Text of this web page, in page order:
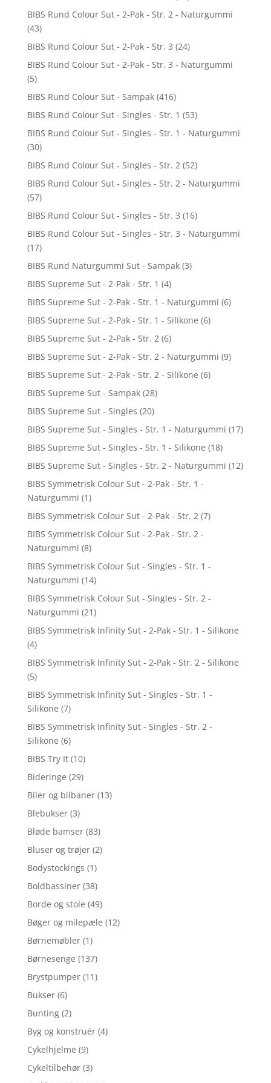
BIBS Rund Colour Sut - 2-Pak - Str. 2 - Naturgummi
(43)
BIBS Rund Colour Sut - 2-Pak - Str. 3 (24)
BIBS Rund Colour Sut - 2-Pak - Str. 3 - Naturgummi
(5)
BIBS Rund Colour Sut - Sampak (416)
BIBS Rund Colour Sut - Singles - Str. 1 (53)
BIBS Rund Colour Sut - Singles - Str. 1 - Naturgummi
(30)
BIBS Rund Colour Sut - Singles - Str. 2 (52)
BIBS Rund Colour Sut - Singles - Str. 2 - Naturgummi
(57)
BIBS Rund Colour Sut - Singles - Str. 3 (16)
BIBS Rund Colour Sut - Singles - Str. 3 - Naturgummi
(17)
BIBS Rund Naturgummi Sut - Sampak (3)
BIBS Supreme Sut - 2-Pak - Str. 1 (4)
BIBS Supreme Sut - 2-Pak - Str. 1 - Naturgummi (6)
BIBS Supreme Sut - 2-Pak - Str. 1 - Silikone (6)
BIBS Supreme Sut - 2-Pak - Str. 2 (6)
BIBS Supreme Sut - 2-Pak - Str. 2 - Naturgummi (9)
BIBS Supreme Sut - 2-Pak - Str. 2 - Silikone (6)
BIBS Supreme Sut - Sampak (28)
BIBS Supreme Sut - Singles (20)
BIBS Supreme Sut - Singles - Str. 1 - Naturgummi (17)
BIBS Supreme Sut - Singles - Str. 1 - Silikone (18)
BIBS Supreme Sut - Singles - Str. 2 - Naturgummi (12)
BIBS Symmetrisk Colour Sut - 2-Pak - Str. 1 -
Naturgummi (1)
BIBS Symmetrisk Colour Sut - 2-Pak - Str. 2 (7)
BIBS Symmetrisk Colour Sut - 2-Pak - Str. 2 -
Naturgummi (8)
BIBS Symmetrisk Colour Sut - Singles - Str. 1 -
Naturgummi (14)
BIBS Symmetrisk Colour Sut - Singles - Str. 2 -
Naturgummi (21)
BIBS Symmetrisk Infinity Sut - 2-Pak - Str. 1 - Silikone
(4)
BIBS Symmetrisk Infinity Sut - 2-Pak - Str. 2 - Silikone
(5)
BIBS Symmetrisk Infinity Sut - Singles - Str. 1 -
Silikone (7)
BIBS Symmetrisk Infinity Sut - Singles - Str. 2 -
Silikone (6)
BIBS Try It (10)
Bideringe (29)
Biler og bilbaner (13)
Blebukser (3)
Bløde bamser (83)
Bluser og trøjer (2)
Bodystockings (1)
Boldbassiner (38)
Borde og stole (49)
Bøger og milepæle (12)
Børnemøbler (1)
Børnesenge (137)
Brystpumper (11)
Bukser (6)
Bunting (2)
Byg og konstruér (4)
Cykelhjelme (9)
Cykeltilbehør (3)